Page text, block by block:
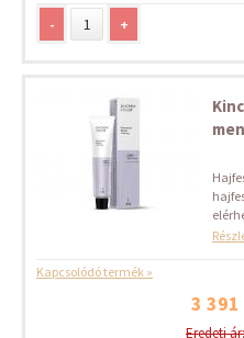
- +
Kapcsolódó termék »
3
Eredeti